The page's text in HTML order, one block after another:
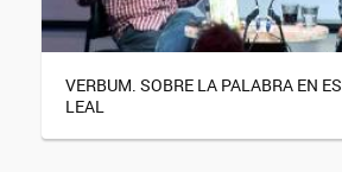
VERBUM. SOBRE LA PALABRA EN
LEAL